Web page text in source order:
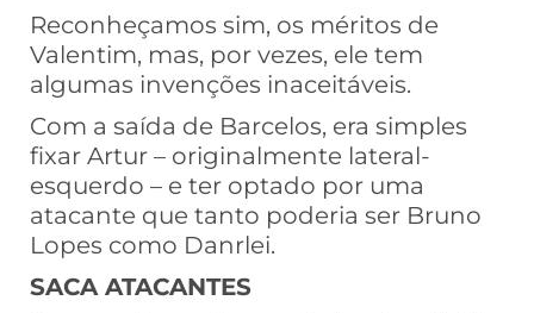
Reconheçamos sim, os méritos de
Valentim, mas, por vezes, ele tem
algumas invenções inaceitáveis.
Com a saída de Barcelos, era simples
fixar Artur – originalmente lateral-
esquerdo – e ter optado por uma
atacante que tanto poderia ser Bruno
Lopes como Danrlei.
SACA ATACANTES